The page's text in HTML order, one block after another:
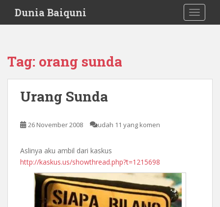
i
Dunia Baiquni
Tag: orang sunda
Urang Sunda
26 November 2008 udah 11 yang komen
Aslinya aku ambil dari kaskus
http://kaskus.us/showthread.php?t=1215698